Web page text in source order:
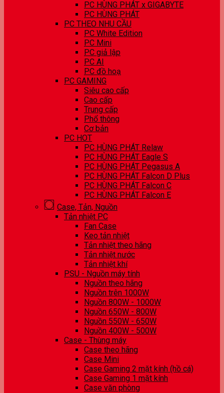
PC HÙNG PHÁT x GIGABYTE
PC HÙNG PHÁT
PC THEO NHU CẦU
PC White Edition
PC Mini
PC giả lập
PC AI
PC đồ hoạ
PC GAMING
Siêu cao cấp
Cao cấp
Trung cấp
Phổ thông
Cơ bản
PC HOT
PC HÙNG PHÁT Relaw
PC HÙNG PHÁT Eagle S
PC HÙNG PHÁT Pegasus A
PC HÙNG PHÁT Falcon D Plus
PC HÙNG PHÁT Falcon C
PC HÙNG PHÁT Falcon E
Case, Tản, Nguồn
Tản nhiệt PC
Fan Case
Keo tản nhiệt
Tản nhiệt theo hãng
Tản nhiệt nước
Tản nhiệt khí
PSU - Nguồn máy tính
Nguồn theo hãng
Nguồn trên 1000W
Nguồn 800W - 1000W
Nguồn 650W - 800W
Nguồn 550W - 650W
Nguồn 400W - 500W
Case - Thùng máy
Case theo hãng
Case Mini
Case Gaming 2 mặt kính (hồ cá)
Case Gaming 1 mặt kính
Case văn phòng